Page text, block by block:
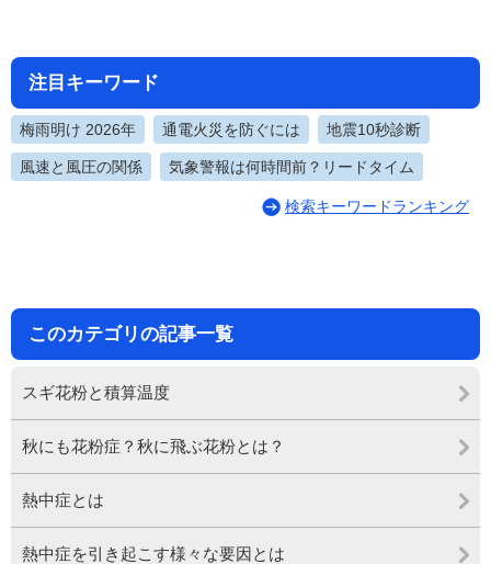
注目キーワード
梅雨明け 2026年 通電火災を防ぐには 地震10秒診断
風速と風圧の関係 気象警報は何時間前？リードタイム
検索キーワードランキング
このカテゴリの記事一覧
スギ花粉と積算温度
秋にも花粉症？秋に飛ぶ花粉とは？
熱中症とは
熱中症を引き起こす様々な要因とは